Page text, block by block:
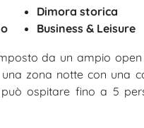
Dimora storica
Business & Leisure
da un ampio
zona notte con una
può ospitare fino a 5